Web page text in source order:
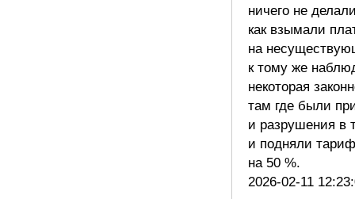
ничего не
как взымали
на
к тому же
некоторая
там где были
и разрушения в
и подняли
на 50 %.
2026-02-11